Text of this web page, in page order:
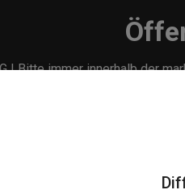
! Bitte immer innerhalb der